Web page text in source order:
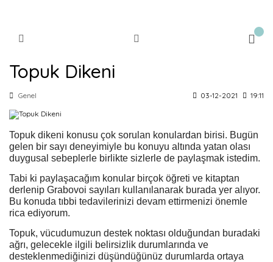
Topuk Dikeni
Genel 03-12-2021 19:11
Topuk dikeni konusu çok sorulan konulardan birisi. Bugün
gelen bir sayı deneyimiyle bu konuyu altında yatan olası
duygusal sebeplerle birlikte sizlerle de paylaşmak istedim.
Tabi ki paylaşacağım konular birçok öğreti ve kitaptan
derlenip Grabovoi sayıları kullanılanarak burada yer alıyor.
Bu konuda tıbbi tedavilerinizi devam ettirmenizi önemle
rica ediyorum.
Topuk, vücudumuzun destek noktası olduğundan buradaki
ağrı, gelecekle ilgili belirsizlik durumlarında ve
desteklenmediğinizi düşündüğünüz durumlarda ortaya